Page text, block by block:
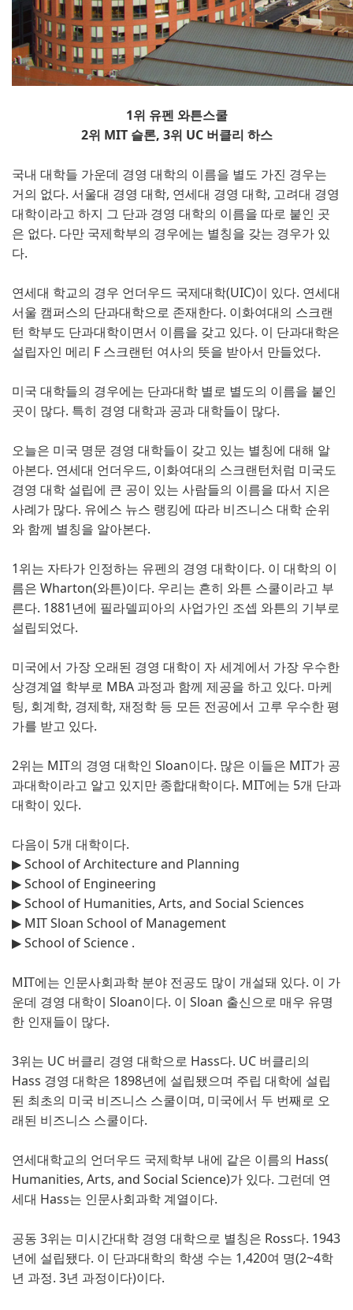
1위 유펜 와튼스쿨
2위 MIT 슬론, 3위 UC 버클리 하스
국내 대학들 가운데 경영 대학의 이름을 별도 가진 경우는
거의 없다. 서울대 경영 대학, 연세대 경영 대학, 고려대 경영
대학이라고 하지 그 단과 경영 대학의 이름을 따로 붙인 곳
은 없다. 다만 국제학부의 경우에는 별칭을 갖는 경우가 있
다.
연세대 학교의 경우 언더우드 국제대학(UIC)이 있다. 연세대
서울 캠퍼스의 단과대학으로 존재한다. 이화여대의 스크랜
턴 학부도 단과대학이면서 이름을 갖고 있다. 이 단과대학은
설립자인 메리 F 스크랜턴 여사의 뜻을 받아서 만들었다.
미국 대학들의 경우에는 단과대학 별로 별도의 이름을 붙인
곳이 많다. 특히 경영 대학과 공과 대학들이 많다.
오늘은 미국 명문 경영 대학들이 갖고 있는 별칭에 대해 알
아본다. 연세대 언더우드, 이화여대의 스크랜턴처럼 미국도
경영 대학 설립에 큰 공이 있는 사람들의 이름을 따서 지은
사례가 많다. 유에스 뉴스 랭킹에 따라 비즈니스 대학 순위
와 함께 별칭을 알아본다.
1위는 자타가 인정하는 유펜의 경영 대학이다. 이 대학의 이
름은 Wharton(와튼)이다. 우리는 흔히 와튼 스쿨이라고 부
른다. 1881년에 필라델피아의 사업가인 조셉 와튼의 기부로
설립되었다.
미국에서 가장 오래된 경영 대학이 자 세계에서 가장 우수한
상경계열 학부로 MBA 과정과 함께 제공을 하고 있다. 마케
팅, 회계학, 경제학, 재정학 등 모든 전공에서 고루 우수한 평
가를 받고 있다.
2위는 MIT의 경영 대학인 Sloan이다. 많은 이들은 MIT가 공
과대학이라고 알고 있지만 종합대학이다. MIT에는 5개 단과
대학이 있다.
다음이 5개 대학이다.
▶ School of Architecture and Planning
▶ School of Engineering
▶ School of Humanities, Arts, and Social Sciences
▶ MIT Sloan School of Management
▶ School of Science .
MIT에는 인문사회과학 분야 전공도 많이 개설돼 있다. 이 가
운데 경영 대학이 Sloan이다. 이 Sloan 출신으로 매우 유명
한 인재들이 많다.
3위는 UC 버클리 경영 대학으로 Hass다. UC 버클리의
Hass 경영 대학은 1898년에 설립됐으며 주립 대학에 설립
된 최초의 미국 비즈니스 스쿨이며, 미국에서 두 번째로 오
래된 비즈니스 스쿨이다.
연세대학교의 언더우드 국제학부 내에 같은 이름의 Hass(
Humanities, Arts, and Social Science)가 있다. 그런데 연
세대 Hass는 인문사회과학 계열이다.
공동 3위는 미시간대학 경영 대학으로 별칭은 Ross다. 1943
년에 설립됐다. 이 단과대학의 학생 수는 1,420여 명(2~4학
년 과정. 3년 과정이다)이다.